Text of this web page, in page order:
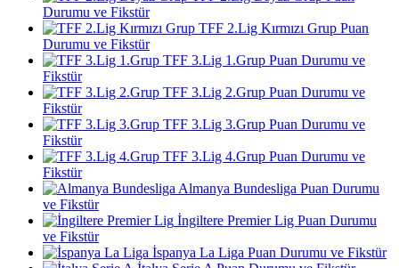
Durumu ve Fikstür
TFF 2.Lig Kırmızı Grup Puan
Durumu ve Fikstür
TFF 3.Lig 1.Grup Puan Durumu ve
Fikstür
TFF 3.Lig 2.Grup Puan Durumu ve
Fikstür
TFF 3.Lig 3.Grup Puan Durumu ve
Fikstür
TFF 3.Lig 4.Grup Puan Durumu ve
Fikstür
Almanya Bundesliga Puan Durumu
ve Fikstür
İngiltere Premier Lig Puan Durumu
ve Fikstür
İspanya La Liga Puan Durumu ve Fikstür